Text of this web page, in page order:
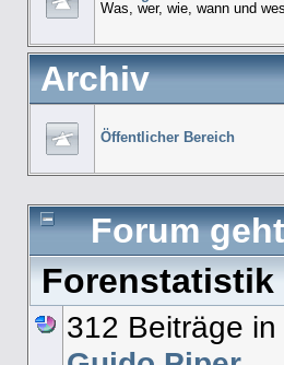
Was, wer, wie, wann und
Archiv
Öffentlicher Bereich
Forum
Forenstatistik
312 Beiträge